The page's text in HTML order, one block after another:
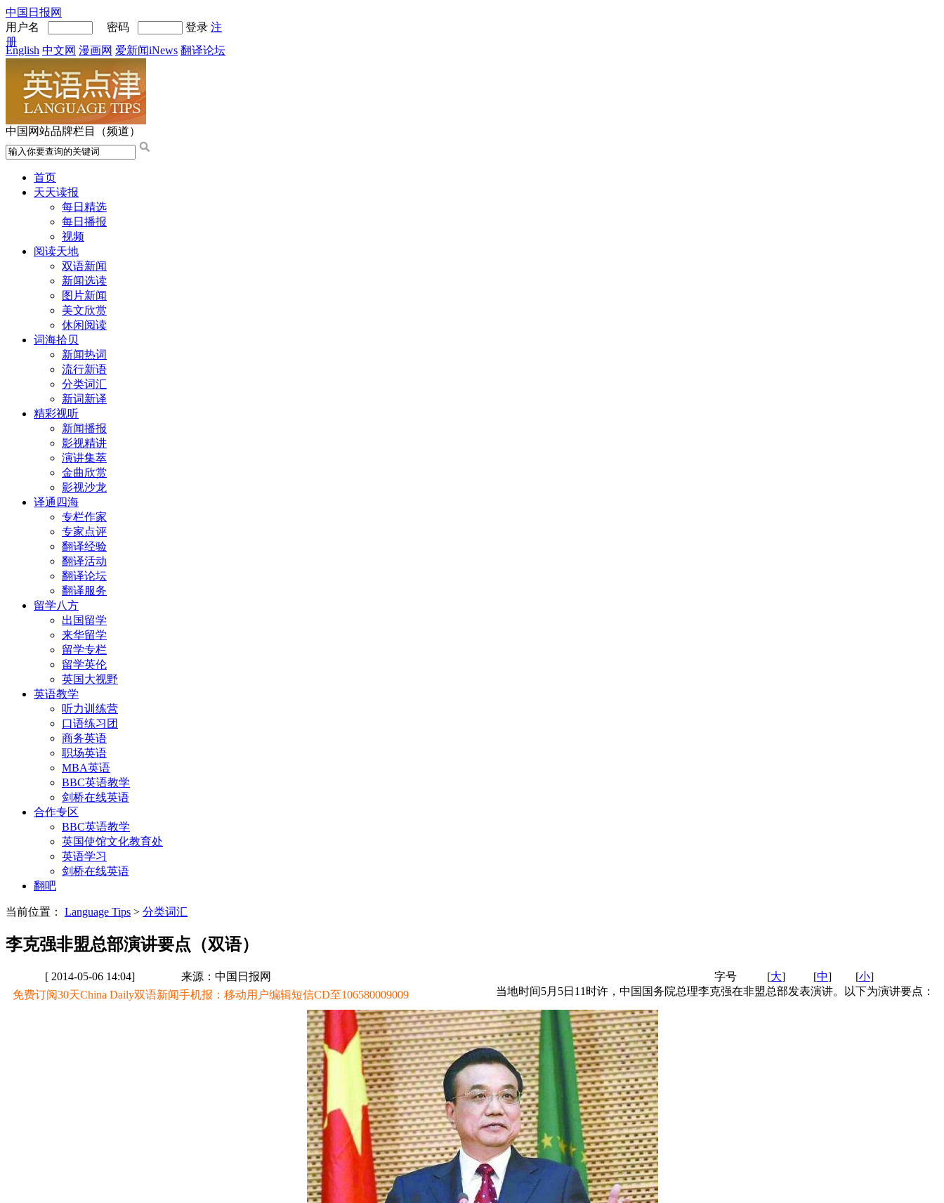
中国日报网
用户名
密码 登录 注
册
English 中文网 漫画网 爱新闻iNews 翻译论坛
中国网站品牌栏目（频道）
首页
天天读报
每日精选
每日播报
视频
阅读天地
双语新闻
新闻选读
图片新闻
美文欣赏
休闲阅读
词海拾贝
新闻热词
流行新语
分类词汇
新词新译
精彩视听
新闻播报
影视精讲
演讲集萃
金曲欣赏
影视沙龙
译通四海
专栏作家
专家点评
翻译经验
翻译活动
翻译论坛
翻译服务
留学八方
出国留学
来华留学
留学专栏
留学英伦
英国大视野
英语教学
听力训练营
口语练习团
商务英语
职场英语
MBA英语
BBC英语教学
剑桥在线英语
合作专区
BBC英语教学
英国使馆文化教育处
英语学习
剑桥在线英语
翻吧
当前位置： Language Tips > 分类词汇
李克强非盟总部演讲要点（双语）
[ 2014-05-06 14:04] 来源：中国日报网 字号 [大] [中] [小]
免费订阅30天China Daily双语新闻手机报：移动用户编辑短信CD至106580009009
当地时间5月5日11时许，中国国务院总理李克强在非盟总部发表演讲。以下为演讲要点：